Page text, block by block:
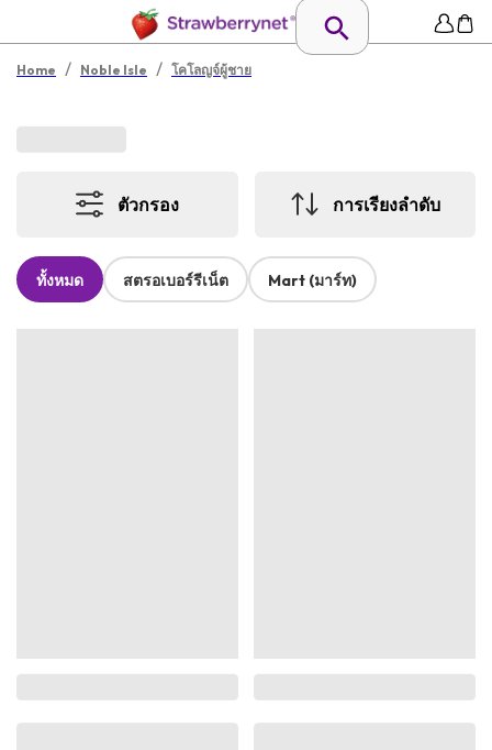
Home / Noble Isle / โคโลญจ์ผู้ชาย
ตัวกรอง การเรียงลำดับ
ทั้งหมด สตรอเบอร์รีเน็ต Mart (มาร์ท)